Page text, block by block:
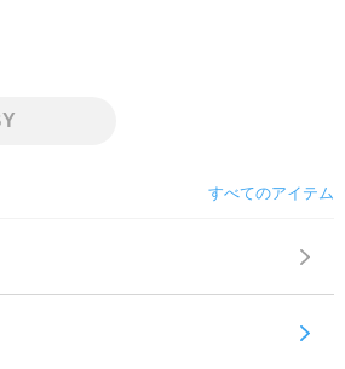
すべてのアイテム